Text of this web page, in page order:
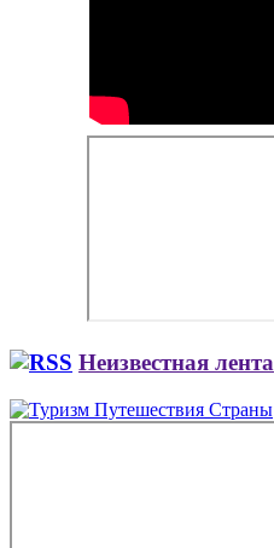
Неизвестная лента